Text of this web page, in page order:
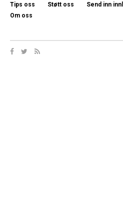
Tips oss Støtt oss Send inn
Om oss